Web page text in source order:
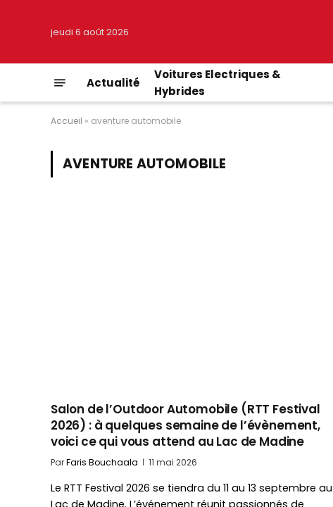
jeudi 6 août 2026
Actualité
Voitures Electriques &
Hybrides
Accueil » aventure automobile
AVENTURE AUTOMOBILE
Salon de l’Outdoor Automobile (RTT Festival
2026) : à quelques semaine de l’évènement,
voici ce qui vous attend au Lac de Madine
ParFaris Bouchaala 11 mai 2026
Le RTT Festival 2026 se tiendra du 11 au 13 septembre au